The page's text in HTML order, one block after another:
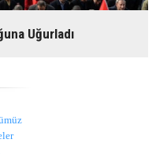
Uğurladı